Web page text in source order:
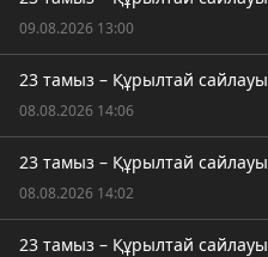
09.08.2026 13:00
23 тамыз – Құрылтай сайлауы
08.08.2026 14:06
23 тамыз – Құрылтай сайлауы
08.08.2026 14:02
23 тамыз – Құрылтай сайлауы